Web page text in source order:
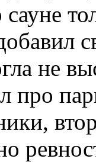
сауне
не
про